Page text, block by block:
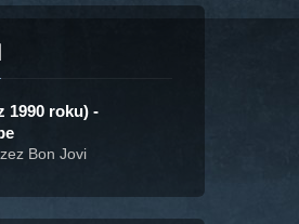
1990 roku) -
Bon Jovi